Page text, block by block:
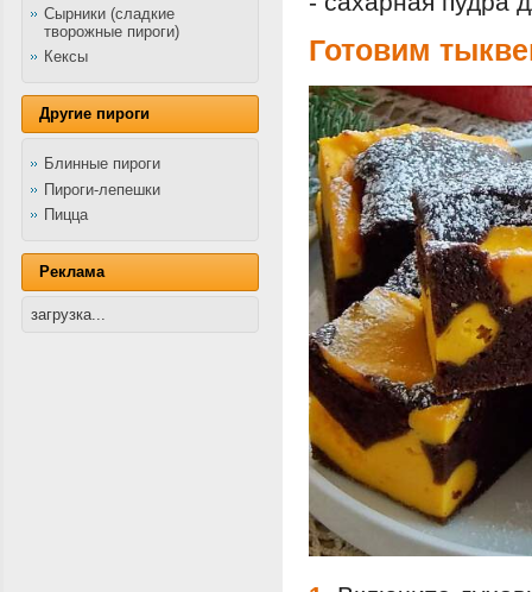
Сырники (сладкие
творожные пироги)
Кексы
Другие пироги
Блинные пироги
Пироги-лепешки
Пицца
Реклама
загрузка...
Готовим